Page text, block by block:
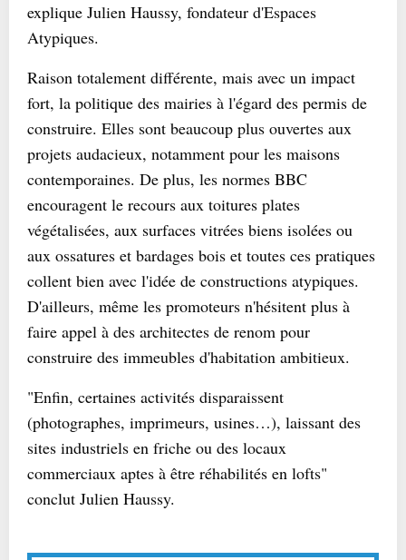
explique Julien Haussy, fondateur d'Espaces
Atypiques.
Raison totalement différente, mais avec un impact
fort, la politique des mairies à l'égard des permis de
construire. Elles sont beaucoup plus ouvertes aux
projets audacieux, notamment pour les maisons
contemporaines. De plus, les normes BBC
encouragent le recours aux toitures plates
végétalisées, aux surfaces vitrées biens isolées ou
aux ossatures et bardages bois et toutes ces pratiques
collent bien avec l'idée de constructions atypiques.
D'ailleurs, même les promoteurs n'hésitent plus à
faire appel à des architectes de renom pour
construire des immeubles d'habitation ambitieux.
"Enfin, certaines activités disparaissent
(photographes, imprimeurs, usines…), laissant des
sites industriels en friche ou des locaux
commerciaux aptes à être réhabilités en lofts"
conclut Julien Haussy.